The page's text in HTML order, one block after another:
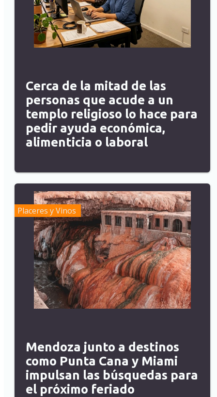
Cerca de la mitad de las
personas que acude a un
templo religioso lo hace para
pedir ayuda económica,
alimenticia o laboral
Placeres y Vinos
Mendoza junto a destinos
como Punta Cana y Miami
impulsan las búsquedas para
el próximo feriado